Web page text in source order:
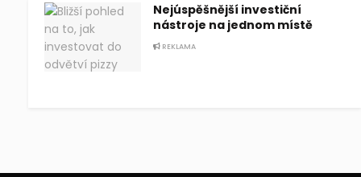
Nejúspěšnější investiční
nástroje na jednom místě
REKLAMA